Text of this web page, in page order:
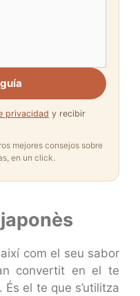
privacidad y recibir
mejores consejos sobre
en un click.
com el seu sabor
convertit en el te
el te que s’utilitza